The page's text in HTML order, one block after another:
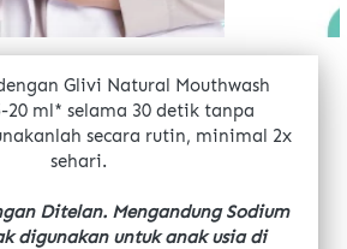
Glivi Natural Mouthwash
20 ml* selama 30 detik tanpa
secara rutin, minimal 2x
sehari.
Ditelan. Mengandung Sodium
digunakan untuk anak usia di